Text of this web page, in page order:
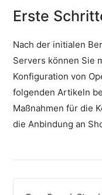
&
Sicherheit
SSH
&
Erste
Nach der initialen
Servers können Sie
Konfiguration von
folgenden Artikeln
Maßnahmen für die
die Anbindung an